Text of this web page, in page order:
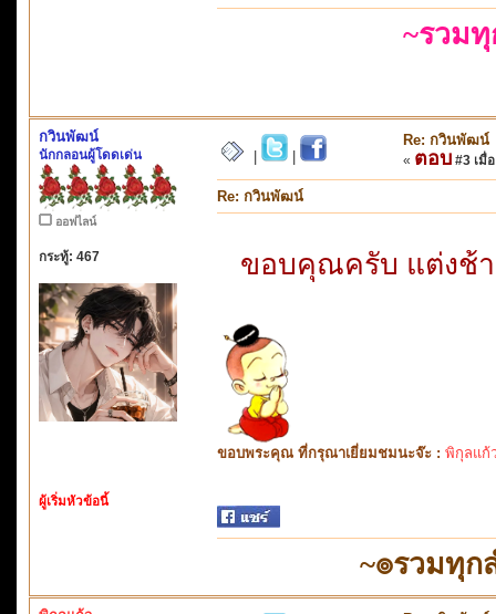
~รวม
กวินพัฒน์
นักกลอนผู้โดดเด่น
ออฟไลน์
กระทู้: 467
ผู้เริ่มหัวข้อนี้
Re: กวินพัฒน์
« ตอบ #3 เมื่
Re: กวินพัฒน์
ขอบคุณครับ แต่งช้
ขอบพระคุณ ที่กรุณาเยี่ยมชมนะจ๊ะ : พิกุลแก้
~๏รวมทุ